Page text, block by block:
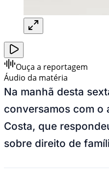
Ouça a reportagem
Áudio da matéria
Na manhã desta
conversamos com o
Costa, que
sobre direito de